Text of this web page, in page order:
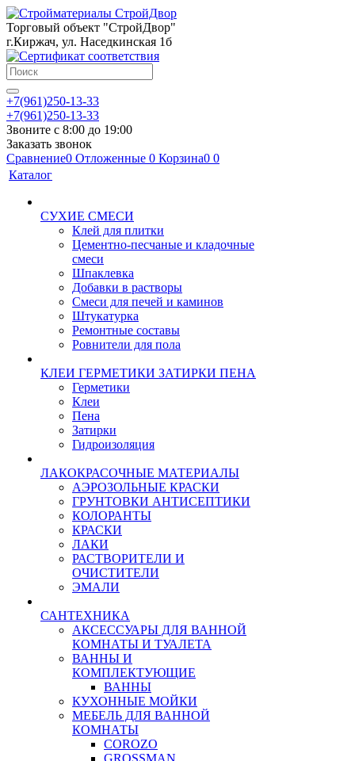
Торговый объект "СтройДвор"
г.Киржач, ул. Наседкинская 1б
+7(961)250-13-33
+7(961)250-13-33
Звоните с 8:00 до 19:00
Заказать звонок
Сравнение0 Отложенные 0 Корзина0 0
Каталог
СУХИЕ СМЕСИ
Клей для плитки
Цементно-песчаные и кладочные
смеси
Шпаклевка
Добавки в растворы
Смеси для печей и каминов
Штукатурка
Ремонтные составы
Ровнители для пола
КЛЕИ ГЕРМЕТИКИ ЗАТИРКИ ПЕНА
Герметики
Клеи
Пена
Затирки
Гидроизоляция
ЛАКОКРАСОЧНЫЕ МАТЕРИАЛЫ
АЭРОЗОЛЬНЫЕ КРАСКИ
ГРУНТОВКИ АНТИСЕПТИКИ
КОЛОРАНТЫ
КРАСКИ
ЛАКИ
РАСТВОРИТЕЛИ И
ОЧИСТИТЕЛИ
ЭМАЛИ
САНТЕХНИКА
АКСЕССУАРЫ ДЛЯ ВАННОЙ
КОМНАТЫ И ТУАЛЕТА
ВАННЫ И
КОМПЛЕКТУЮЩИЕ
ВАННЫ
КУХОННЫЕ МОЙКИ
МЕБЕЛЬ ДЛЯ ВАННОЙ
КОМНАТЫ
COROZO
GROSSMAN